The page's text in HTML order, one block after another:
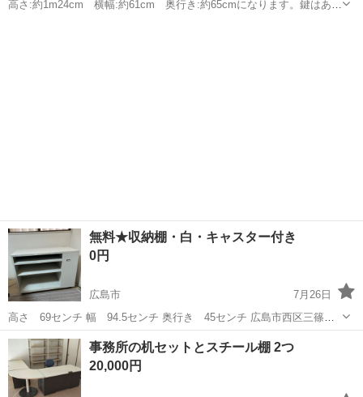
高さ:約1m24cm 横幅:約61cm 奥行き:約65cmになります。鍵はあり
無料★収納棚・白・キャスター付き
0円
広島市
7月26日
高さ 69センチ 幅 94.5センチ 奥行き 45センチ 広島市西区三篠町
まで取りに来てくださる方。 エレベーター無、ビルの2階です。 運搬
のお手伝いはできません。 できれば大人二名で来ていただき 搬出ねが
います。 玄関外...
広島 広島市 オフィス用家具
事務所の机セットとスチール棚 2つ
20,000円